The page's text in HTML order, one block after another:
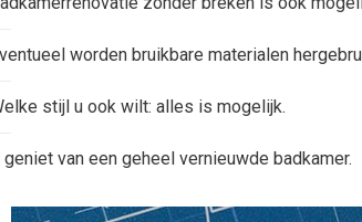
worden bruikbare materialen
stijl u ook wilt: alles is mogelijk.
geniet van een geheel vernieuwde badkamer.